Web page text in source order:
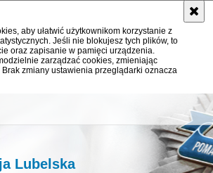
aby ułatwić użytkownikom korzystanie z
Jeśli nie blokujesz tych plików, to
oraz zapisanie w pamięci urządzenia.
zarządzać cookies, zmieniając
zmiany ustawienia przeglądarki oznacza
Lubelska